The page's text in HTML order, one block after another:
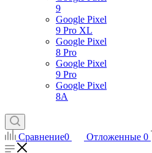
9
Google Pixel
9 Pro XL
Google Pixel
8 Pro
Google Pixel
9 Pro
Google Pixel
8A
Сравнение0 Отложенные 0